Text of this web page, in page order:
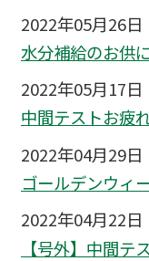
2022年05月26日
水分補給のお供に
2022年05月17日
中間テストお疲
2022年04月29日
ゴールデンウィ
2022年04月22日
【号外】中間テ